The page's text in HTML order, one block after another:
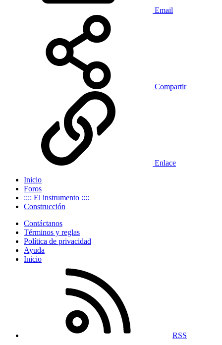
Email
Compartir
Enlace
Inicio
Foros
:::: El instrumento ::::
Construcción
Contáctanos
Términos y reglas
Política de privacidad
Ayuda
Inicio
RSS